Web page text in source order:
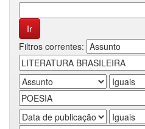
Filtros correntes: